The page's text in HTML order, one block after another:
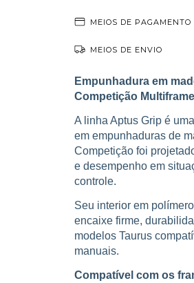
MEIOS DE PAGAMENTO
MEIOS DE ENVIO
Empunhadura em
Competição
A linha Aptus Grip é
em empunhaduras de
Competição foi
e desempenho em
controle.
Seu interior em
encaixe firme,
modelos Taurus
manuais.
Compatível com os